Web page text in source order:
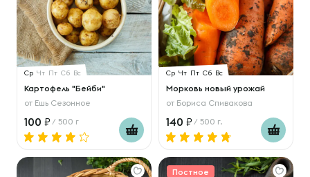
Ср Чт Пт Сб Вс
Картофель "Бейби"
от Ешь Сезонное
100 / 500 г
Ср Чт Пт Сб Вс
Морковь новый урожай
от Бориса Спивакова
140 / 500 г.
Постное